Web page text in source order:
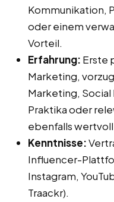
Kommunikation,
oder einem
Vorteil.
Erfahrung: Erste
Marketing,
Marketing, Social
Praktika oder
ebenfalls wertvoll
Kenntnisse:
Influencer-
Instagram,
Traackr).